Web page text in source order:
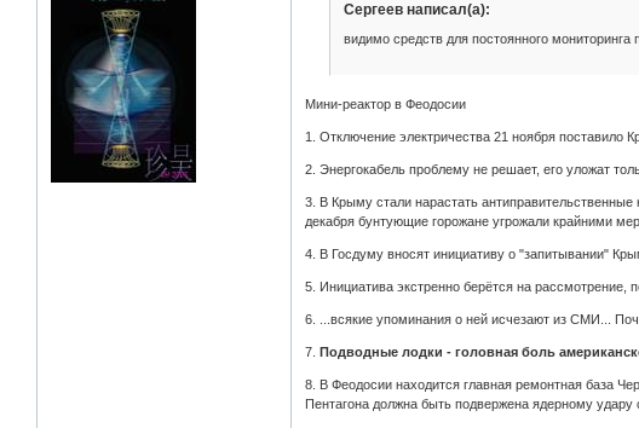
Сергеев написал(а):
видимо средств для постоянного мониторинга
Мини-реактор в Феодосии
1. Отключение электричества 21 ноября поставило
2. Энергокабель проблему не решает, его уложат
3. В Крыму стали нарастать
декабря бунтующие горожане угрожали крайними
4. В Госдуму вносят инициативу о "запитывании"
5. Инициатива экстренно берётся на рассмотрение,
6. ...всякие упоминания о ней исчезают из СМИ...
7.Подводные лодки - головная боль
8. В Феодосии находится главная ремонтная база
Пентагона должна быть подвержена ядерному